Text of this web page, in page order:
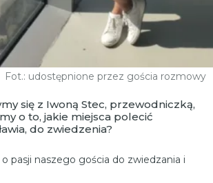
Fot.: udostępnione przez gościa rozmowy
się z Iwoną Stec, przewodniczką,
o to, jakie miejsca polecić
do zwiedzenia?
pasji naszego gościa do zwiedzania i